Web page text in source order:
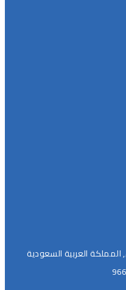
المملكة العربية السعودية